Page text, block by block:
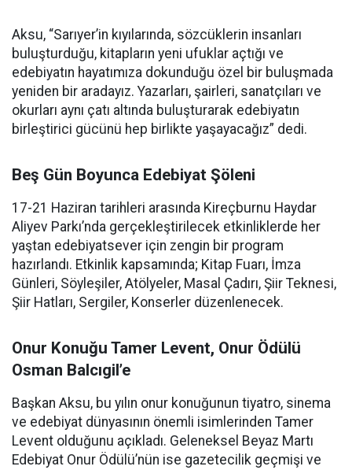
Aksu, “Sarıyer’in kıyılarında, sözcüklerin insanları
buluşturduğu, kitapların yeni ufuklar açtığı ve
edebiyatın hayatımıza dokunduğu özel bir buluşmada
yeniden bir aradayız. Yazarları, şairleri, sanatçıları ve
okurları aynı çatı altında buluşturarak edebiyatın
birleştirici gücünü hep birlikte yaşayacağız” dedi.
Beş Gün Boyunca Edebiyat Şöleni
17-21 Haziran tarihleri arasında Kireçburnu Haydar
Aliyev Parkı’nda gerçekleştirilecek etkinliklerde her
yaştan edebiyatsever için zengin bir program
hazırlandı. Etkinlik kapsamında; Kitap Fuarı, İmza
Günleri, Söyleşiler, Atölyeler, Masal Çadırı, Şiir Teknesi,
Şiir Hatları, Sergiler, Konserler düzenlenecek.
Onur Konuğu Tamer Levent, Onur Ödülü
Osman Balcıgil’e
Başkan Aksu, bu yılın onur konuğunun tiyatro, sinema
ve edebiyat dünyasının önemli isimlerinden Tamer
Levent olduğunu açıkladı. Geleneksel Beyaz Martı
Edebiyat Onur Ödülü’nün ise gazetecilik geçmişi ve